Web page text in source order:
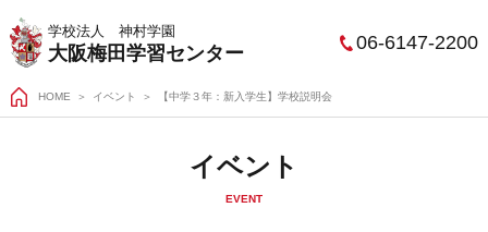
学校法人 神村学園
大阪梅田学習センター 06-6147-2200
HOME ＞ イベント 【中学３年：新入学生】学校説明会
イベント
EVENT